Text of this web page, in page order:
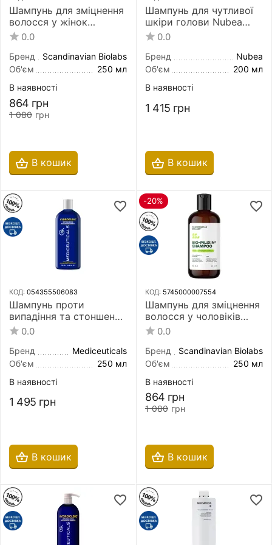
Шампунь для зміцнення
волосся у жінок
Scandinavian Biolabs
Hair Strength Bio-Pilixin
Shampoo for Women
250 мл
0.0
Бренд
Scandinavian Biolabs
Об'єм
250 мл
В наявності
1 080 грн
864 грн
В кошик
Шампунь для чутливої
шкіри голови Nubea
Auxilia Sensitive Scalp
Shampoo 200 мл
0.0
Бренд
Nubea
Об'єм
200 мл
В наявності
1 415 грн
В кошик
КОД: 054355506083
Шампунь проти
випадіння та стоншення
волосся Mediceuticals
Hydroclenz Advanced
Hair Restoration
Technology 250 мл для
0.0
Бренд
Mediceuticals
Об'єм
250 мл
В наявності
1 495 грн
В кошик
-20%
КОД: 5745000007554
Шампунь для зміцнення
волосся у чоловіків
Scandinavian Biolabs
Hair Strength Bio-Pilixin
Shampoo for Men 250
мл
0.0
Бренд
Scandinavian Biolabs
Об'єм
250 мл
В наявності
1 080 грн
864 грн
В кошик